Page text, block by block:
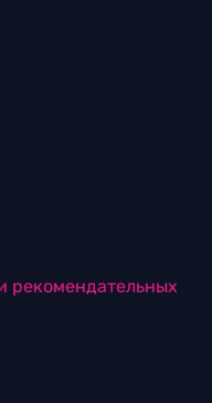
рекомендательных